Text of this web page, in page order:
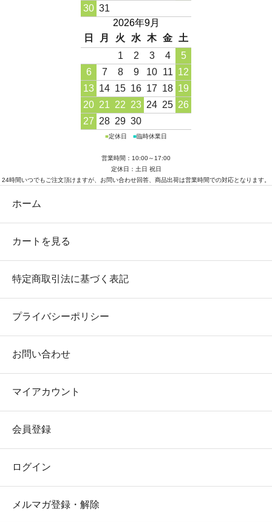
30 31
2026年9月
日
月 火 水 木 金
土
1
2 3 4
5
6
7 8 9 10 11 12
13 14 15 16 17 18 19
20 21 22 23 24 25 26
27 28 29 30
■定休日 ■臨時休業日
営業時間：10:00～17:00
定休日：土日 祝日
24時間いつでもご注文頂けますが、お問い合わせ回答、商品出荷は営業時間での対応となります。
ホーム
カートを見る
特定商取引法に基づく表記
プライバシーポリシー
お問い合わせ
マイアカウント
会員登録
ログイン
メルマガ登録・解除